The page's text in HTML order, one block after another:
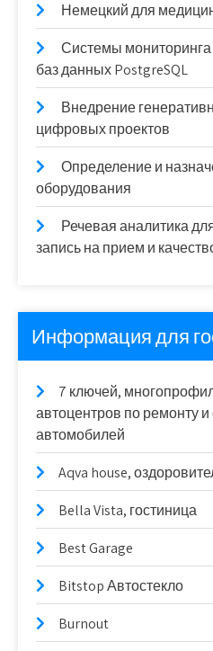
Немецкий для
Системы мониторинга
баз данных PostgreSQL
Внедрение
цифровых проектов
Определение и
оборудования
Речевая аналитика
запись на прием и
Информация для
7 ключей,
автоцентров по ремонту
автомобилей
Aqva house,
Bella Vista, гостиница
Best Garage
Bitstop Автостекло
Burnout